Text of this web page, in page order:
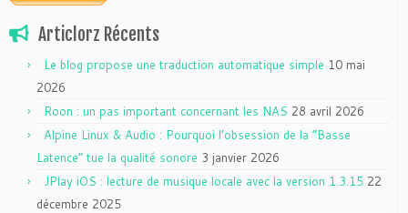
Articlorz Récents
Le blog propose une traduction automatique simple 10 mai
2026
Roon : un pas important concernant les NAS 28 avril 2026
Alpine Linux & Audio : Pourquoi l’obsession de la “Basse
Latence” tue la qualité sonore 3 janvier 2026
JPlay iOS : lecture de musique locale avec la version 1.3.15 22
décembre 2025